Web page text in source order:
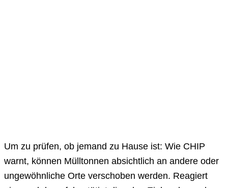
Um zu prüfen, ob jemand zu Hause ist: Wie CHIP
warnt, können Mülltonnen absichtlich an andere oder
ungewöhnliche Orte verschoben werden. Reagiert